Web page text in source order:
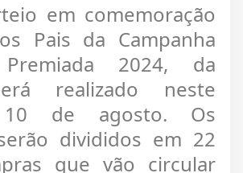
em comemoração
Pais da Campanha
2024, da
realizado neste
10 de agosto. Os
divididos em 22
que vão circular